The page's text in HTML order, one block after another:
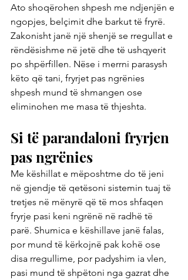
Ato shoqërohen shpesh me ndjenjën e
ngopjes, belçimit dhe barkut të fryrë.
Zakonisht janë një shenjë se rregullat e
rëndësishme në jetë dhe të ushqyerit
po shpërfillen. Nëse i merrni parasysh
këto që tani, fryrjet pas ngrënies
shpesh mund të shmangen ose
eliminohen me masa të thjeshta.
Si të parandaloni fryrjen
pas ngrënies
Me këshillat e mëposhtme do të jeni
në gjendje të qetësoni sistemin tuaj të
tretjes në mënyrë që të mos shfaqen
fryrje pasi keni ngrënë në radhë të
parë. Shumica e këshillave janë falas,
por mund të kërkojnë pak kohë ose
disa rregullime, por padyshim ia vlen,
pasi mund të shpëtoni nga gazrat dhe